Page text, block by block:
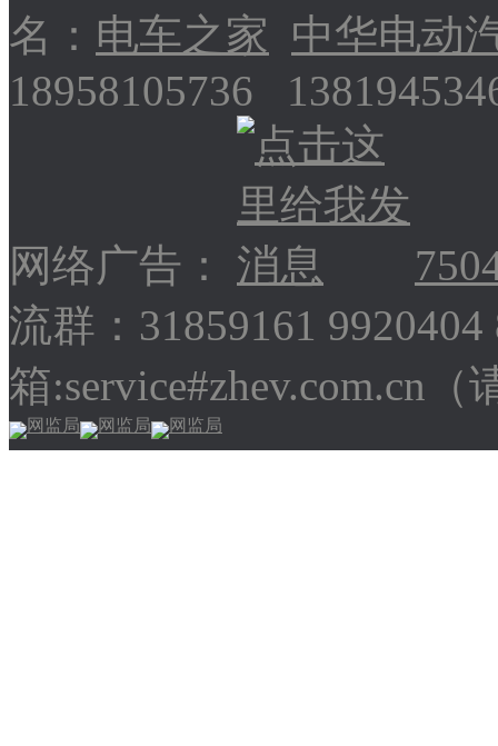
名： 电车之家 中华电动
18958105736
网络广告：
流群：31859161
箱:service#zhev.com.cn